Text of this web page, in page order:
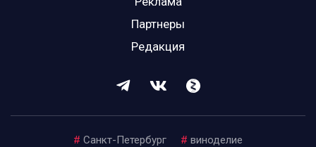
Партнеры
Редакция
# Санкт-Петербург # виноделие